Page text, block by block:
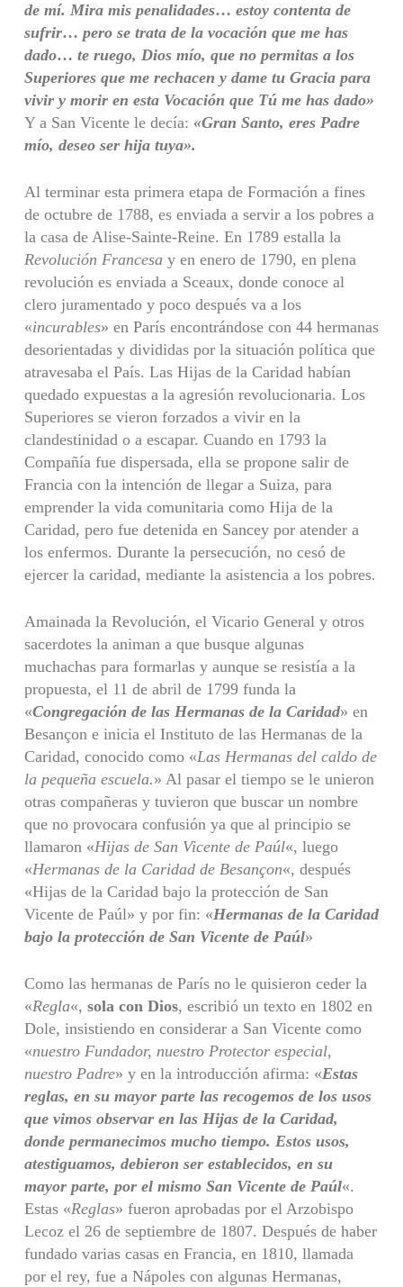
de mí. Mira mis penalidades… estoy contenta de
sufrir… pero se trata de la vocación que me has
dado… te ruego, Dios mío, que no permitas a los
Superiores que me rechacen y dame tu Gracia para
vivir y morir en esta Vocación que Tú me has dado»
Y a San Vicente le decía: «Gran Santo, eres Padre
mío, deseo ser hija tuya».
Al terminar esta primera etapa de Formación a fines
de octubre de 1788, es enviada a servir a los pobres a
la casa de Alise-Sainte-Reine. En 1789 estalla la
Revolución Francesay en enero de 1790, en plena
revolución es enviada a Sceaux, donde conoce al
clero juramentado y poco después va a los
«incurables» en París encontrándose con 44 hermanas
desorientadas y divididas por la situación política que
atravesaba el País. Las Hijas de la Caridad habían
quedado expuestas a la agresión revolucionaria. Los
Superiores se vieron forzados a vivir en la
clandestinidad o a escapar. Cuando en 1793 la
Compañía fue dispersada, ella se propone salir de
Francia con la intención de llegar a Suiza, para
emprender la vida comunitaria como Hija de la
Caridad, pero fue detenida en Sancey por atender a
los enfermos. Durante la persecución, no cesó de
ejercer la caridad, mediante la asistencia a los pobres.
Amainada la Revolución, el Vicario General y otros
sacerdotes la animan a que busque algunas
muchachas para formarlas y aunque se resistía a la
propuesta, el 11 de abril de 1799 funda la
«Congregación de las Hermanas de la Caridad» en
Besançon e inicia el Instituto de las Hermanas de la
Caridad, conocido como «Las Hermanas del caldo de
la pequeña escuela.» Al pasar el tiempo se le unieron
otras compañeras y tuvieron que buscar un nombre
que no provocara confusión ya que al principio se
llamaron «Hijas de San Vicente de Paúl«, luego
«Hermanas de la Caridad de Besançon«, después
«Hijas de la Caridad bajo la protección de San
Vicente de Paúl» y por fin: «Hermanas de la Caridad
bajo la protección de San Vicente de Paúl»
Como las hermanas de París no le quisieron ceder la
«Regla«, sola con Dios, escribió un texto en 1802 en
Dole, insistiendo en considerar a San Vicente como
«nuestro Fundador, nuestro Protector especial,
nuestro Padre» y en la introducción afirma: «Estas
reglas, en su mayor parte las recogemos de los usos
que vimos observar en las Hijas de la Caridad,
donde permanecimos mucho tiempo. Estos usos,
atestiguamos, debieron ser establecidos, en su
mayor parte, por el mismo San Vicente de Paúl«.
Estas «Reglas» fueron aprobadas por el Arzobispo
Lecoz el 26 de septiembre de 1807. Después de haber
fundado varias casas en Francia, en 1810, llamada
por el rey, fue a Nápoles con algunas Hermanas,